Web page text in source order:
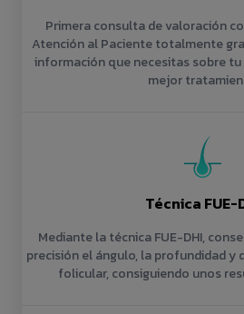
Primera consulta de valoración
Atención al Paciente totalmente
información que necesitas sobre
mejor
Técnica FUE-
Mediante la técnica FUE-DHI,
precisión el ángulo, la profundidad y
folicular, consiguiendo unos